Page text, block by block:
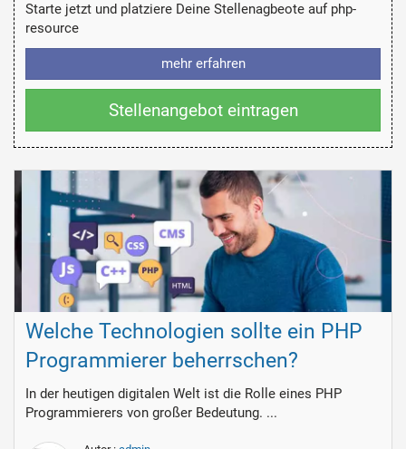
Starte jetzt und platziere Deine Stellenagbeote auf php-
resource
mehr erfahren
Stellenangebot eintragen
Welche Technologien sollte ein PHP
Programmierer beherrschen?
In der heutigen digitalen Welt ist die Rolle eines PHP
Programmierers von großer Bedeutung. ...